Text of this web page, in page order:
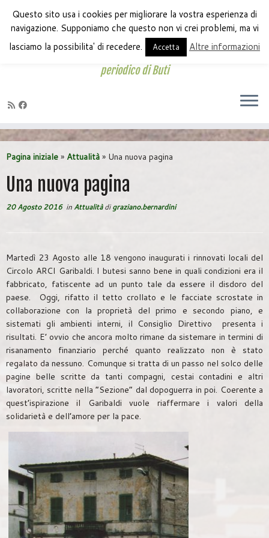
Passa
contenuto
periodico di Buti
Pagina iniziale » Attualità » Una nuova pagina
Una nuova pagina
20 Agosto 2016inAttualitàdigraziano.bernardini
Martedì 23 Agosto alle 18 vengono inaugurati i rinnovati locali del
Circolo ARCI Garibaldi. I butesi sanno bene in quali condizioni era il
fabbricato, fatiscente ad un punto tale da essere il disdoro del
paese. Oggi, rifatto il tetto crollato e le facciate scrostate in
collaborazione con la proprietà del primo e secondo piano, e
sistemati gli ambienti interni, il Consiglio Direttivo presenta i
risultati. E’ ovvio che ancora molto rimane da sistemare in termini di
risanamento finanziario perché quanto realizzato non è stato
regalato da nessuno. Comunque si tratta di un passo nel solco delle
pagine belle scritte da tanti compagni, cestai contadini e altri
lavoratori, scritte nella “Sezione” dal dopoguerra in poi. Coerente a
quest’ispirazione il Garibaldi vuole riaffermare i valori della
solidarietà e dell’amore per la pace.
Questo sito usa i cookies per migliorare la vostra esperienza di
navigazione. Supponiamo che questo non vi crei problemi, ma vi
lasciamo la possibilita' di recedere.
Accetta Altre informazioni